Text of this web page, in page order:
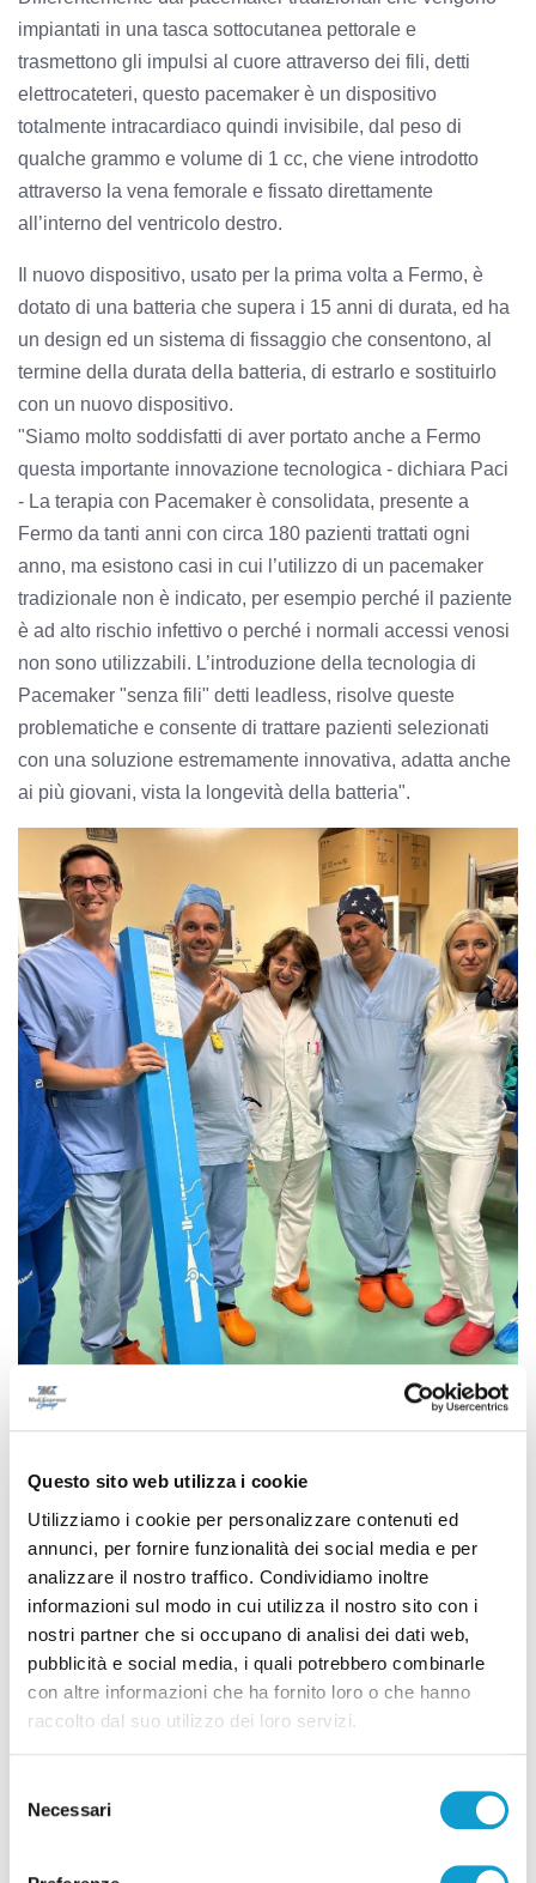
Questo sito web utilizza i cookie
Utilizziamo i cookie per personalizzare contenuti ed
annunci, per fornire funzionalità dei social media e per
analizzare il nostro traffico. Condividiamo inoltre
informazioni sul modo in cui utilizza il nostro sito con i
nostri partner che si occupano di analisi dei dati web,
pubblicità e social media, i quali potrebbero combinarle
con altre informazioni che ha fornito loro o che hanno
raccolto dal suo utilizzo dei loro servizi.
delNecessari
impiantati in una tasca sottocutanea pettorale e
trasmettono gli impulsi al cuore attraverso dei fili, detti
elettrocateteri, questo pacemaker è un dispositivo
totalmente intracardiaco quindi invisibile, dal peso di
qualche grammo e volume di 1 cc, che viene introdotto
attraverso la vena femorale e fissato direttamente
all’interno del ventricolo destro.
Il nuovo dispositivo, usato per la prima volta a Fermo, è
dotato di una batteria che supera i 15 anni di durata, ed ha
un design ed un sistema di fissaggio che consentono, al
termine della durata della batteria, di estrarlo e sostituirlo
con un nuovo dispositivo.
"Siamo molto soddisfatti di aver portato anche a Fermo
questa importante innovazione tecnologica - dichiara Paci
- La terapia con Pacemaker è consolidata, presente a
Fermo da tanti anni con circa 180 pazienti trattati ogni
anno, ma esistono casi in cui l’utilizzo di un pacemaker
tradizionale non è indicato, per esempio perché il paziente
è ad alto rischio infettivo o perché i normali accessi venosi
non sono utilizzabili. L’introduzione della tecnologia di
Pacemaker "senza fili" detti leadless, risolve queste
problematiche e consente di trattare pazienti selezionati
con una soluzione estremamente innovativa, adatta anche
ai più giovani, vista la longevità della batteria".
Cardiologia di Fermo (composta da Alessandro Marziali
con infermieri dedicati ed Aritmologia di Ancona, che è
stata tra i primi centri italiani ad introdurre l’uso di questo
dispositivo).
"Questo modello di collaborazione, che stiamo
sperimentando da alcuni mesi per l’aritmologia e da oltre
un anno per l’emodinamica- sottolinea Paci - è
estremamente virtuoso: ci consente di fornire piena
CARDIOLOGIA